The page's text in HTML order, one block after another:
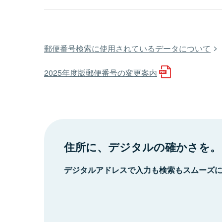
郵便番号検索に使用されているデータについて
2025年度版郵便番号の変更案内
住所に、デジタルの確かさを。
デジタルアドレスで入力も検索もスムーズ